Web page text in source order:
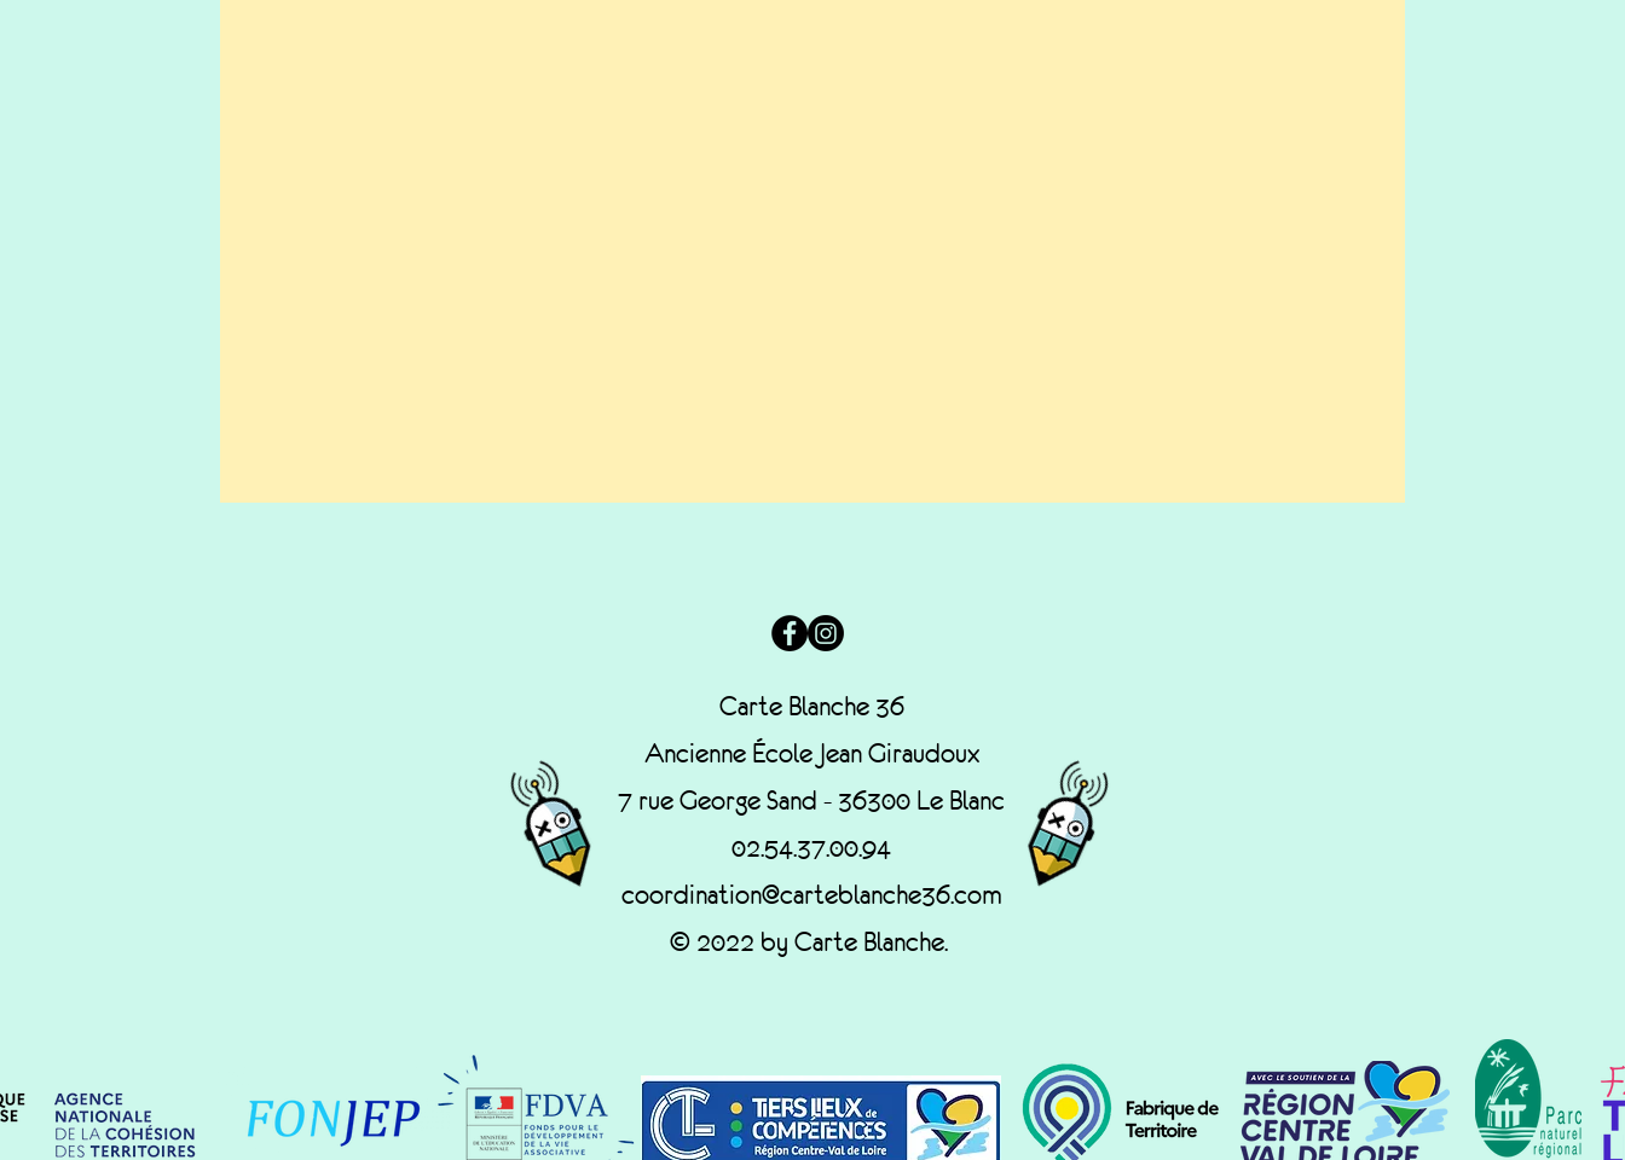
Carte Blanche 36
Ancienne École Jean Giraudoux
7 rue George Sand - 36300 Le Blanc
02.54.37.00.94
coordination@carteblanche36.com
© 2022 by Carte Blanche.